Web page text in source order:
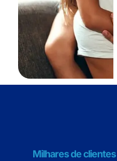
Milhares de